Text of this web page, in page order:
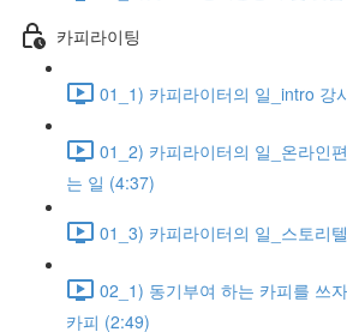
카피라이팅
01_1) 카피라이터의 일_intro 강
01_2) 카피라이터의 일_온라인
는 일 (4:37)
01_3) 카피라이터의 일_스토리
02_1) 동기부여 하는 카피를 쓰
카피 (2:49)